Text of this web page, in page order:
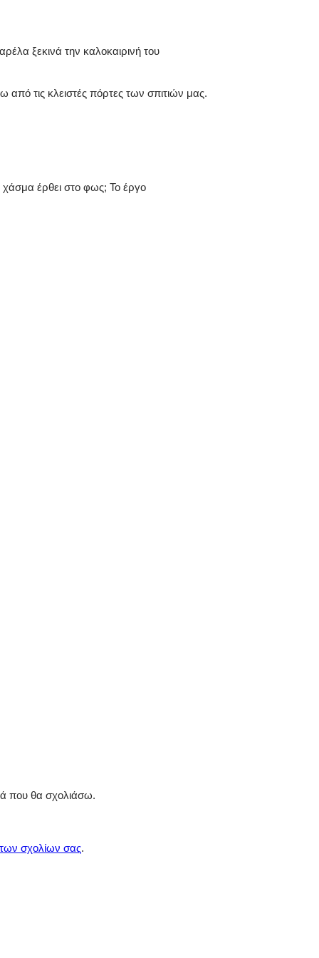
ξεκινά την καλοκαιρινή του
τις κλειστές πόρτες των σπιτιών μας.
χάσμα έρθει στο φως; Το έργο
που θα σχολιάσω.
σχολίων σας.